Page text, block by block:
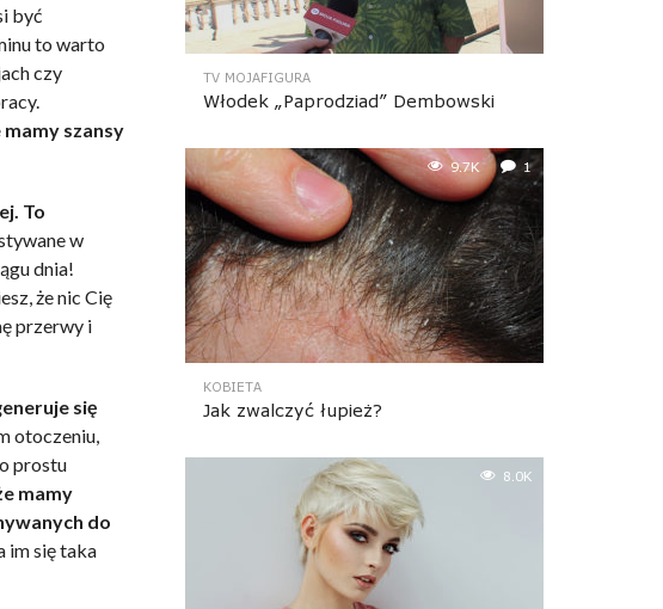
być
to warto
czy
szansy
To
w
dnia!
że nic Cię
przerwy i
się
otoczeniu,
prostu
mamy
do
im się taka
TV MOJAFIGURA
Włodek „Paprodziad” Dembowski
9.7K 1
KOBIETA
Jak zwalczyć łupież?
8.0K